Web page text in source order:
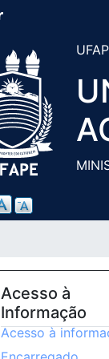
Acesso à
Informação
Acesso à